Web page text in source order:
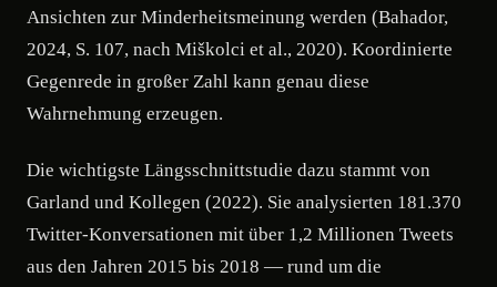
Ansichten zur Minderheitsmeinung werden (Bahador,
2024, S. 107, nach Miškolci et al., 2020). Koordinierte
Gegenrede in großer Zahl kann genau diese
Wahrnehmung erzeugen.
Die wichtigste Längsschnittstudie dazu stammt von
Garland und Kollegen (2022). Sie analysierten 181.370
Twitter-Konversationen mit über 1,2 Millionen Tweets
aus den Jahren 2015 bis 2018 — rund um die